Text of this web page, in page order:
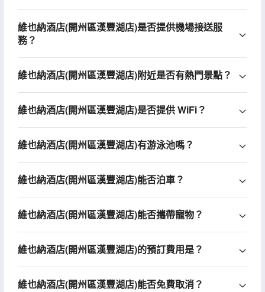
維也納酒店(開州區漢豐湖店)是否提供機場接送服
務？
維也納酒店(開州區漢豐湖店)附近是否有熱門景點？
維也納酒店(開州區漢豐湖店)是否提供 WiFi？
維也納酒店(開州區漢豐湖店)有游泳池嗎？
維也納酒店(開州區漢豐湖店)能否泊車？
維也納酒店(開州區漢豐湖店)能否攜帶寵物？
維也納酒店(開州區漢豐湖店)的預訂費用是？
維也納酒店(開州區漢豐湖店)能否免費取消？